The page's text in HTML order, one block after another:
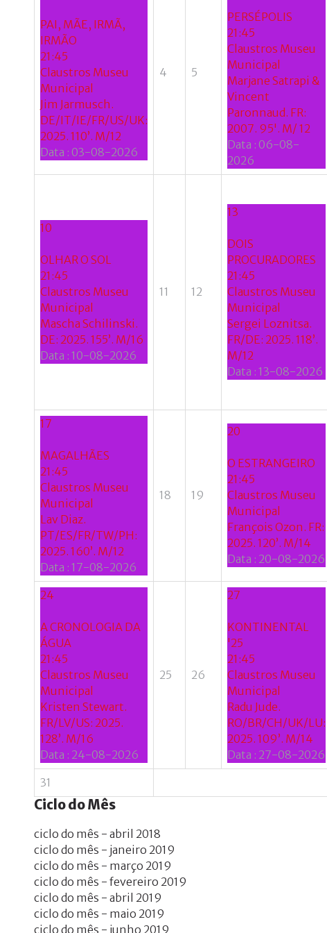
PAI, MÃE, IRMÃ,
IRMÃO
21:45
Claustros Museu
Municipal
Jim Jarmusch.
DE/IT/IE/FR/US/UK:
2025. 110’. M/12
Data : 03-08-2026
4 5
PERSÉPOLIS
21:45
Claustros Museu
Municipal
Marjane Satrapi &
Vincent
Paronnaud. FR:
2007. 95'. M/ 12
Data : 06-08-
2026
10
OLHAR O SOL
21:45
Claustros Museu
Municipal
Mascha Schilinski.
DE: 2025. 155’. M/16
Data : 10-08-2026
11 12
13
DOIS
PROCURADORES
21:45
Claustros Museu
Municipal
Sergei Loznitsa.
FR/DE: 2025. 118’.
M/12
Data : 13-08-2026
17
MAGALHÃES
21:45
Claustros Museu
Municipal
Lav Diaz.
PT/ES/FR/TW/PH:
2025. 160’. M/12
Data : 17-08-2026
18 19
20
O ESTRANGEIRO
21:45
Claustros Museu
Municipal
François Ozon. FR:
2025. 120’. M/14
Data : 20-08-2026
24
A CRONOLOGIA DA
ÁGUA
21:45
Claustros Museu
Municipal
Kristen Stewart.
FR/LV/US: 2025.
128’. M/16
Data : 24-08-2026
25 26
27
KONTINENTAL
'25
21:45
Claustros Museu
Municipal
Radu Jude.
RO/BR/CH/UK/LU:
2025. 109’. M/14
Data : 27-08-2026
31
CiclodoMês
ciclo do mês - abril 2018
ciclo do mês - janeiro 2019
ciclo do mês - março 2019
ciclo do mês - fevereiro 2019
ciclo do mês - abril 2019
ciclo do mês - maio 2019
ciclo do mês - junho 2019
do
utilizador?
Esqueceu-
se
da
senha?
Login
with
Facebook
Login
with
Google
+